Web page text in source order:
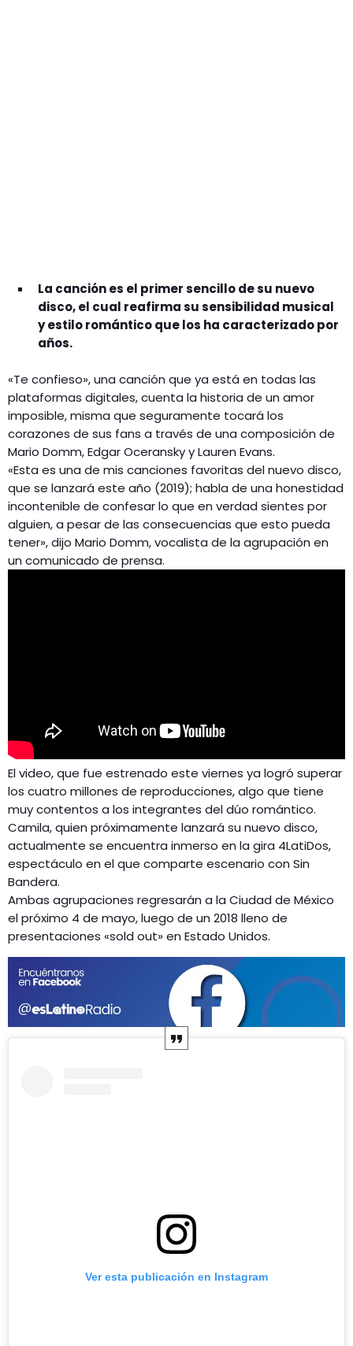
La canción es el primer sencillo de su nuevo
disco, el cual reafirma su sensibilidad musical
y estilo romántico que los ha caracterizado por
años.
«Te confieso», una canción que ya está en todas las
plataformas digitales, cuenta la historia de un amor
imposible, misma que seguramente tocará los
corazones de sus fans a través de una composición de
Mario Domm, Edgar Oceransky y Lauren Evans.
«Esta es una de mis canciones favoritas del nuevo disco,
que se lanzará este año (2019); habla de una honestidad
incontenible de confesar lo que en verdad sientes por
alguien, a pesar de las consecuencias que esto pueda
tener», dijo Mario Domm, vocalista de la agrupación en
un comunicado de prensa.
El video, que fue estrenado este viernes ya logró superar
los cuatro millones de reproducciones, algo que tiene
muy contentos a los integrantes del dúo romántico.
Camila, quien próximamente lanzará su nuevo disco,
actualmente se encuentra inmerso en la gira 4LatiDos,
espectáculo en el que comparte escenario con Sin
Bandera.
Ambas agrupaciones regresarán a la Ciudad de México
el próximo 4 de mayo, luego de un 2018 lleno de
presentaciones «sold out» en Estado Unidos.
Ver esta publicación en Instagram